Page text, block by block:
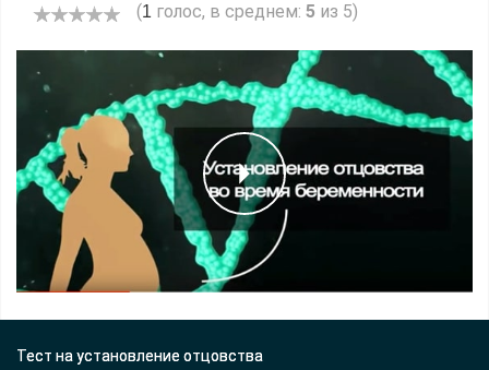
(1 голос, в среднем: 5 из 5)
Тест на установление отцовства